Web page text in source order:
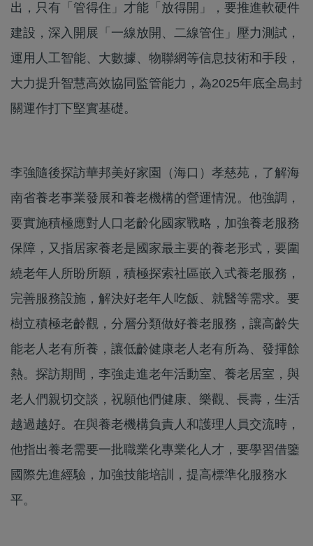
出，只有「管得住」才能「放得開」，要推進軟硬件
建設，深入開展「一線放開、二線管住」壓力測試，
運用人工智能、大數據、物聯網等信息技術和手段，
大力提升智慧高效協同監管能力，為2025年底全島封
關運作打下堅實基礎。
李強隨後探訪華邦美好家園（海口）孝慈苑，了解海
南省養老事業發展和養老機構的營運情況。他強調，
要實施積極應對人口老齡化國家戰略，加強養老服務
保障，又指居家養老是國家最主要的養老形式，要圍
繞老年人所盼所願，積極探索社區嵌入式養老服務，
完善服務設施，解決好老年人吃飯、就醫等需求。要
樹立積極老齡觀，分層分類做好養老服務，讓高齡失
能老人老有所養，讓低齡健康老人老有所為、發揮餘
熱。探訪期間，李強走進老年活動室、養老居室，與
老人們親切交談，祝願他們健康、樂觀、長壽，生活
越過越好。在與養老機構負責人和護理人員交流時，
他指出養老需要一批職業化專業化人才，要學習借鑒
國際先進經驗，加強技能培訓，提高標準化服務水
平。